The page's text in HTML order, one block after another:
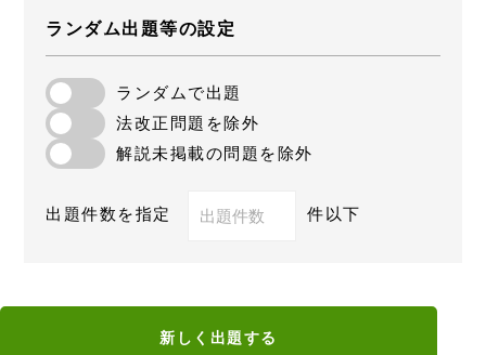
ランダム出題等の設定
ランダムで出題
法改正問題を除外
解説未掲載の問題を除外
出題件数を指定 件以下
新しく出題する